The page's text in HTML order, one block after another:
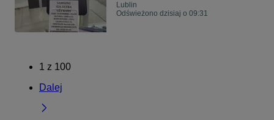
Lublin
Odświeżono dzisiaj o 09:31
1 z 100
Dalej